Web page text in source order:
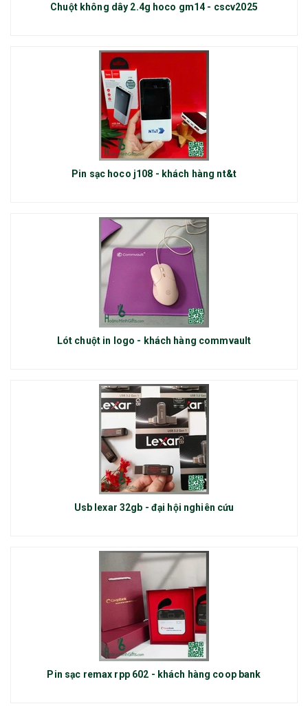
Chuột không dây 2.4g hoco gm14 - cscv2025
Pin sạc hoco j108 - khách hàng nt&t
Lót chuột in logo - khách hàng commvault
Usb lexar 32gb - đại hội nghiên cứu
Pin sạc remax rpp 602 - khách hàng coop bank